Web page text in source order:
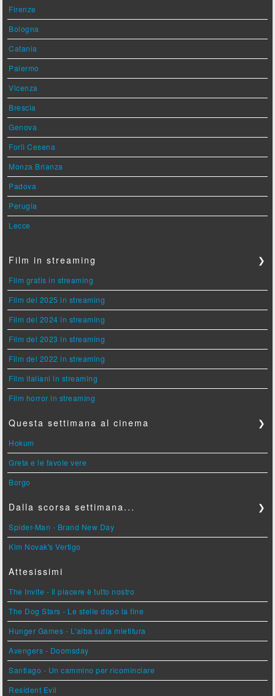
Firenze
Bologna
Catania
Palermo
Vicenza
Brescia
Genova
Forlì Cesena
Monza Brianza
Padova
Perugia
Lecce
Film in streaming ❯
Film gratis in streaming
Film del 2025 in streaming
Film del 2024 in streaming
Film del 2023 in streaming
Film del 2022 in streaming
Film italiani in streaming
Film horror in streaming
Questa settimana al cinema ❯
Hokum
Greta e le favole vere
Borgo
Dalla scorsa settimana... ❯
Spider-Man - Brand New Day
Kim Novak's Vertigo
Attesissimi
The Invite - Il piacere è tutto nostro
The Dog Stars - Le stelle dopo la fine
Hunger Games - L'alba sulla mietitura
Avengers - Doomsday
Santiago - Un cammino per ricominciare
Resident Evil